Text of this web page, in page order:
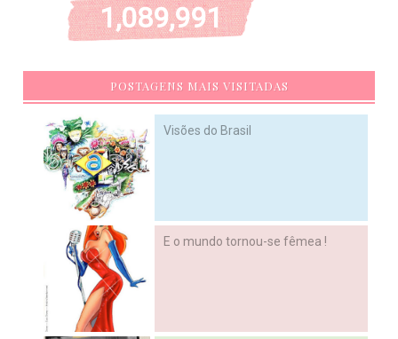
1,089,991
POSTAGENS MAIS VISITADAS
Visões do Brasil
E o mundo tornou-se fêmea !